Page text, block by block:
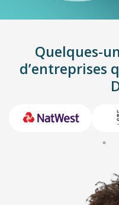
Quelques-
d’entreprises